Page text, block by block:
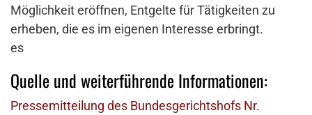
Möglichkeit eröffnen, Entgelte für Tätigkeiten zu
erheben, die es im eigenen Interesse erbringt.
es
Quelle und weiterführende Informationen:
Pressemitteilung des Bundesgerichtshofs Nr.